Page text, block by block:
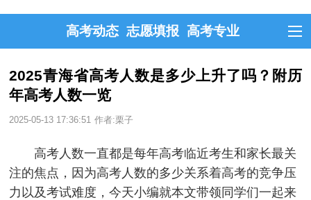
高考动态 志愿填报 高考专业
2025青海省高考人数是多少上升了吗？附历
年高考人数一览
2025-05-13 17:36:51 作者:栗子
高考人数一直都是每年高考临近考生和家长最关
注的焦点，因为高考人数的多少关系着高考的竞争压
力以及考试难度，今天小编就本文带领同学们一起来